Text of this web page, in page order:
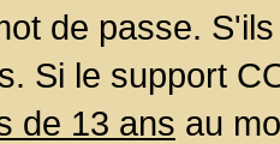
de passe.
Si le support
de 13 ans au